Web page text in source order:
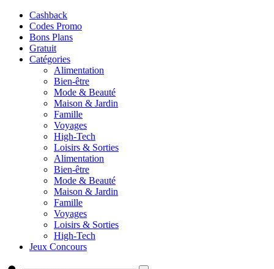
Cashback
Codes Promo
Bons Plans
Gratuit
Catégories
Alimentation
Bien-être
Mode & Beauté
Maison & Jardin
Famille
Voyages
High-Tech
Loisirs & Sorties
Alimentation
Bien-être
Mode & Beauté
Maison & Jardin
Famille
Voyages
Loisirs & Sorties
High-Tech
Jeux Concours